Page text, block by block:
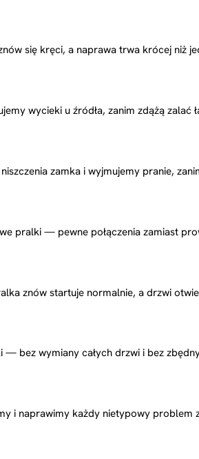
się kręci, a naprawa trwa krócej niż
wycieki u źródła, zanim zdążą zalać
zamka i wyjmujemy pranie,
pralki — pewne połączenia zamiast
znów startuje normalnie, a drzwi
— bez wymiany całych drzwi i bez
i naprawimy każdy nietypowy problem